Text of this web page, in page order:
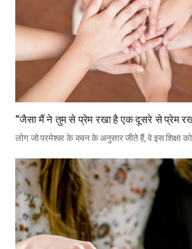
“जैसा मैं ने तुम से प्रेम रखा है एक दूसरे से प्रेम
लोग जो परमेश्वर के वचन के अनुसार जीते हैं, वे इस शिक्षा